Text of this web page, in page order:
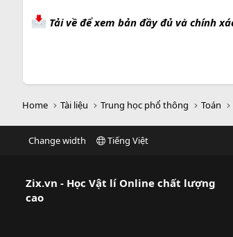
Tải về để xem bản đầy đủ và chính
Home Tài liệu Trung học phổ thông Toán
Change width Tiếng Việt
Zix.vn - Học Vật lí Online chất lượng
cao